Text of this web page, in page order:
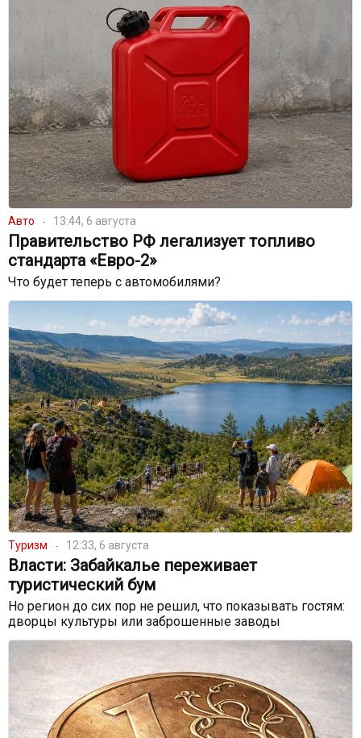
Авто 13:44, 6 августа
Правительство РФ легализует топливо
стандарта «Евро-2»
Что будет теперь с автомобилями?
Туризм 12:33, 6 августа
Власти: Забайкалье переживает
туристический бум
Но регион до сих пор не решил, что показывать гостям:
дворцы культуры или заброшенные заводы